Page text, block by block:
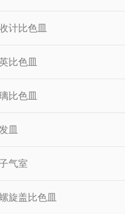
计比色皿
比色皿
比色皿
皿
气室
旋盖比色皿